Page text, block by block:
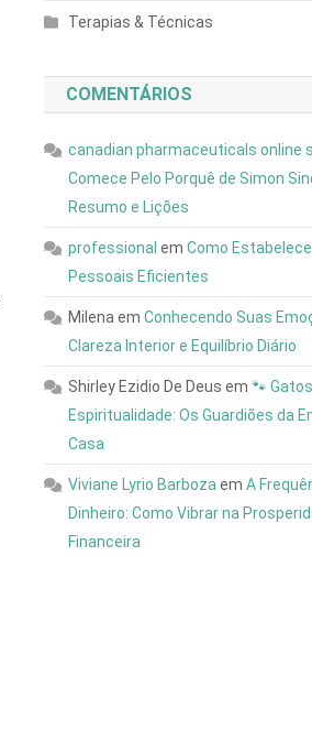
Terapias & Técnicas
COMENTÁRIOS
canadian pharmaceuticals online
Comece Pelo Porquê de Simon
Resumo e Lições
professional emComo
Pessoais Eficientes
Milena emConhecendo Suas
Clareza Interior e Equilíbrio Diário
Shirley Ezidio De Deus em🐾
Espiritualidade: Os Guardiões da
Casa
Viviane Lyrio Barboza emA
Dinheiro: Como Vibrar na
Financeira